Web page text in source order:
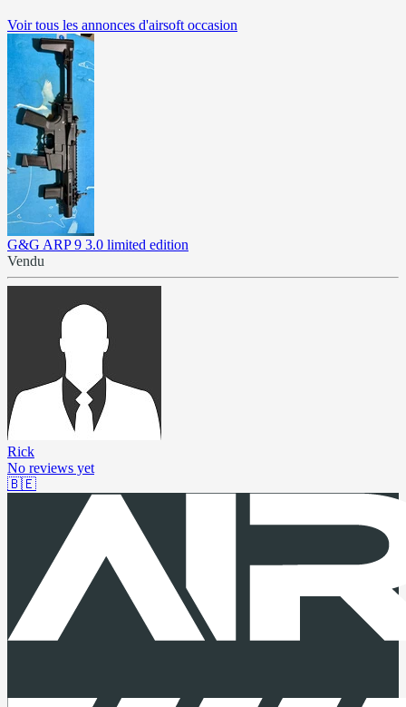
Voir tous les annonces d'airsoft occasion
G&G ARP 9 3.0 limited edition
Vendu
Rick
No reviews yet
🇧🇪